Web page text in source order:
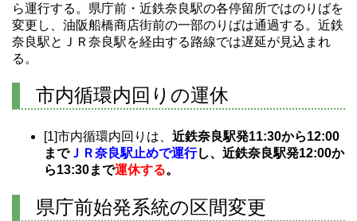
ら運行する。県庁前・近鉄奈良駅の各停留所ではのりばを
変更し、油阪船橋商店街前の一部のりばは通過する。近鉄
奈良駅とＪＲ奈良駅を経由する路線では遅延が見込まれ
る。
市内循環内回りの運休
[1]市内循環内回りは、 近鉄奈良駅発11:30から12:00
までＪＲ奈良駅止めで運行し、近鉄奈良駅発12:00か
ら13:30まで運休する。
県庁前始発系統の区間変更